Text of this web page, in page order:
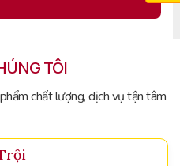
TÔI
chất lượng, dịch vụ tận tâm